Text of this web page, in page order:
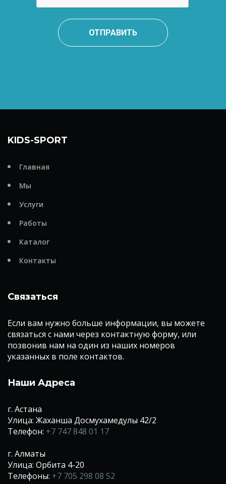
ОТПРАВИТЬ
KIDS-SPORT
Главная
Мы
Услуги
Работы
Каталог
Контакты
Связаться
Если вам нужно больше информации, вы можете
связаться с нами через контактную форму, или
позвонив нам на один из наших номеров
указанных в поле контактов.
Наши Адреса
г. Астана
Улица: Жаханша Досмухамедулы 42/2
Телефон: +7 747 848 01 17
г. Алматы
Улица: Орбита 4-20
Телефоны: +7 705 298 08 52